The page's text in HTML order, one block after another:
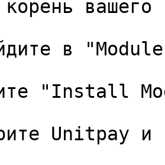
вашего
в
"Install
Unitpay